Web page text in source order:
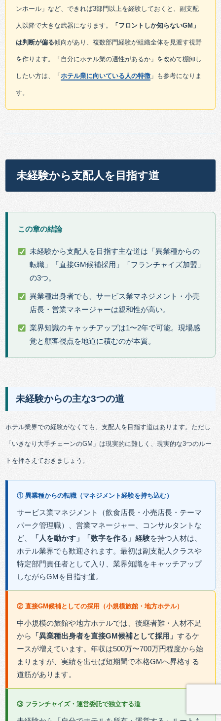
ンホール」など、できれば3部門以上を経験しておくと、副支配
人以降で大きな武器になります。 「フロントしか知らないGM」
は判断が偏る傾向があり、複数部門経験が組織全体を見渡す視野
を作ります。「自分にホテル業の適性があるか」を改めて棚卸し
したい方は、「ホテル業に向いている人の特徴 」も参考になりま
す。
未経験から支配人を目指す道
この章の結論
未経験から支配人を目指す主な道は「異業種からの
転職」「直接GM候補採用」「フランチャイズ加盟」
の3つ。
異業種出身者でも、サービス業マネジメント・小売
店長・営業マネージャーは親和性が高い。
業界知識のキャッチアップは1〜2年で可能。現場感
覚と顧客視点を地道に積むのが本質。
未経験からの主な3つの道
ホテル業界での経験がなくても、支配人を目指す道はあります。ただし
「いきなり大手チェーンのGM」は現実的に難しく、現実的な3つのルー
トを押さえておきましょう。
① 異業種からの転職（マネジメント経験を持ち込む）
サービス業マネジメント（飲食店長・小売店長・テーマ
パーク管理職）、営業マネージャー、コンサルタントな
ど、
「人を動かす」「数字を作る」経験を持つ人材は、
ホテル業界でも歓迎されます。最初は副支配人クラスや
特定部門責任者として入り、業界知識をキャッチアップ
しながらGMを目指す道。
② 直接GM候補としての採用（小規模旅館・地方ホテル）
中小規模の旅館や地方ホテルでは、後継者難・人材不足
から
「異業種出身者を直接GM候補として採用」するケ
ースが増えています。年収は500万〜700万円程度から始
まりますが、実績を出せば短期間で本格GMへ昇格する
道筋があります。
③ フランチャイズ・運営委託で独立する道